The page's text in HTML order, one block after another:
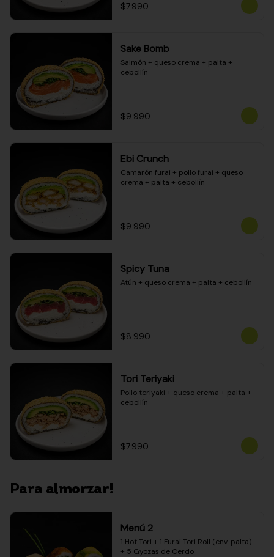
$7.990
Sake Bomb
Salmón + queso crema + palta +
cebollín
$9.990
Ebi Crunch
Camarón furai + pollo furai + queso
crema + palta + cebollín
$9.990
Spicy Tuna
Atún + queso crema + palta + cebollín
$8.990
Tori Teriyaki
Pollo teriyaki + queso crema + palta +
cebollín
$7.990
Para almorzar!
Menú 2
1 Hot Tori + 1 Furai Tori Roll (env. palta)
+ 5 Gyozas de Cerdo